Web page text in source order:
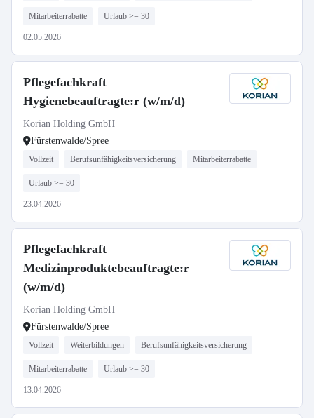
Mitarbeiterrabatte Urlaub >= 30
02.05.2026
Pflegefachkraft
Hygienebeauftragte:r (w/m/d)
Korian Holding GmbH
Fürstenwalde/Spree
Vollzeit Berufsunfähigkeitsversicherung Mitarbeiterrabatte
Urlaub >= 30
23.04.2026
Pflegefachkraft
Medizinproduktebeauftragte:r
(w/m/d)
Korian Holding GmbH
Fürstenwalde/Spree
Vollzeit Weiterbildungen Berufsunfähigkeitsversicherung
Mitarbeiterrabatte Urlaub >= 30
13.04.2026